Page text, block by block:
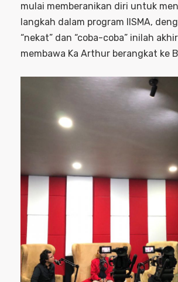
mulai memberanikan diri untuk
langkah dalam program IISMA,
“nekat” dan “coba-coba” inilah
membawa Ka Arthur berangkat ke